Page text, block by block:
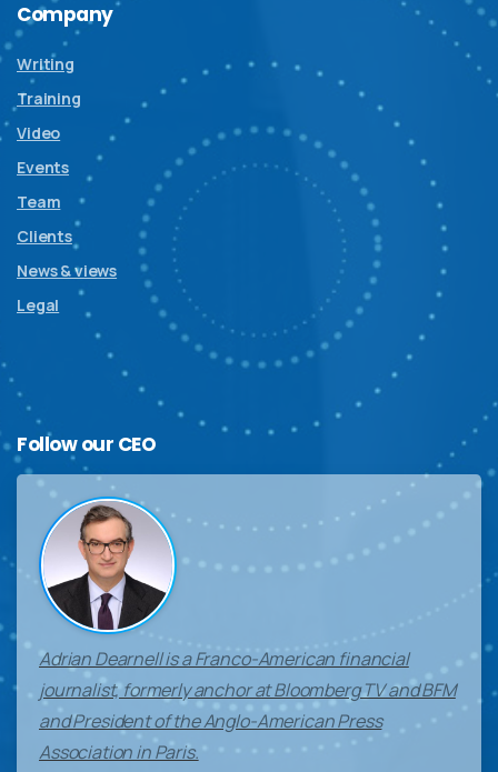
Company
Writing
Training
Video
Events
Team
Clients
News & views
Legal
Follow our CEO
Adrian Dearnell is a Franco-American financial
journalist, formerly anchor at Bloomberg TV and BFM
and President of the Anglo-American Press
Association in Paris.